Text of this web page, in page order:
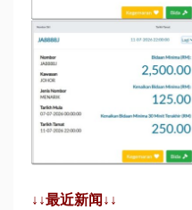
↓↓最近新闻↓↓